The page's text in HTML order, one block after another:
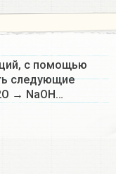
с помощью
следующие
→ NaOH…